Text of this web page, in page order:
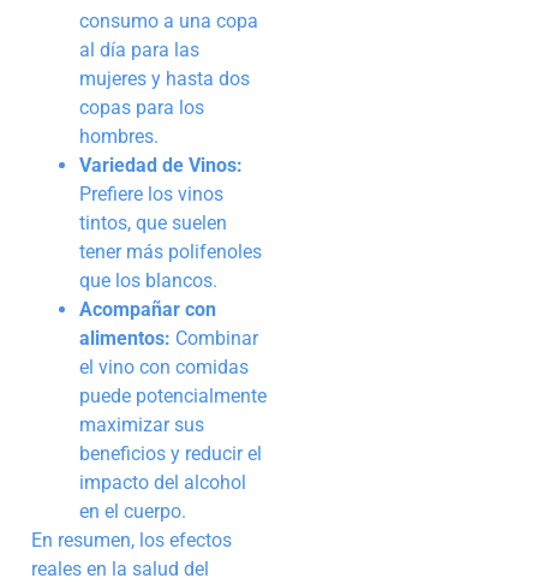
consumo a una copa
al día para las
mujeres y hasta dos
copas para los
hombres.
Variedad de Vinos:
Prefiere los vinos
tintos, que suelen
tener más polifenoles
que los blancos.
Acompañar con
alimentos: Combinar
el vino con comidas
puede potencialmente
maximizar sus
beneficios y reducir el
impacto del alcohol
en el cuerpo.
En resumen, los efectos
reales en la salud del